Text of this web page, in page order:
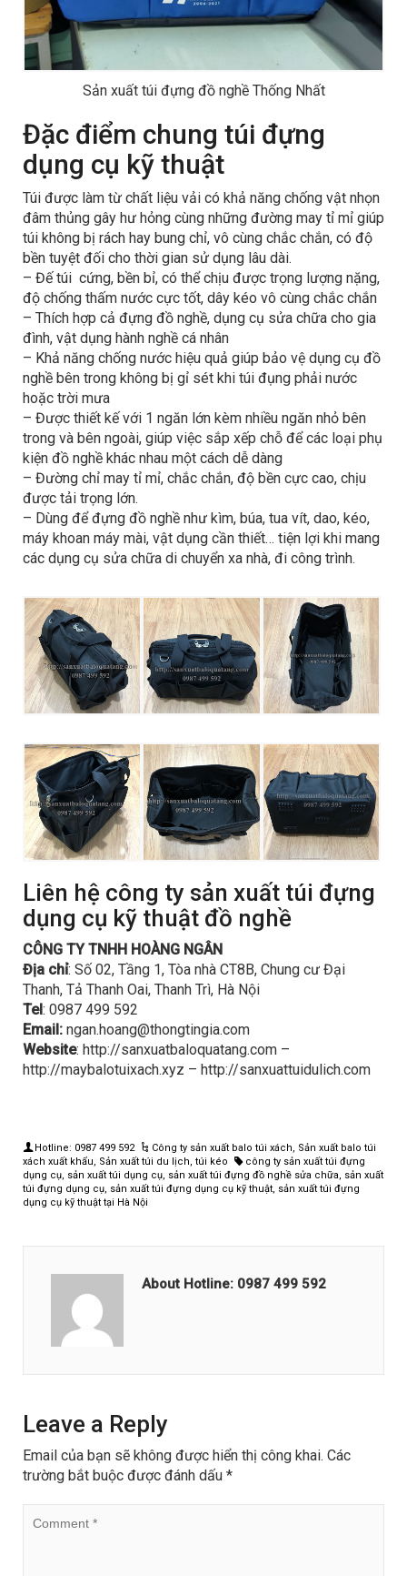
Sản xuất túi đựng đồ nghề Thống Nhất
Đặc điểm chung túi đựng
dụng cụ kỹ thuật
Túi được làm từ chất liệu vải có khả năng chống vật nhọn
đâm thủng gây hư hỏng cùng những đường may tỉ mỉ giúp
túi không bị rách hay bung chỉ, vô cùng chắc chắn, có độ
bền tuyệt đối cho thời gian sử dụng lâu dài.
– Đế túi cứng, bền bỉ, có thể chịu được trọng lượng nặng,
độ chống thấm nước cực tốt, dây kéo vô cùng chắc chắn
– Thích hợp cả đựng đồ nghề, dụng cụ sửa chữa cho gia
đình, vật dụng hành nghề cá nhân
– Khả năng chống nước hiệu quả giúp bảo vệ dụng cụ đồ
nghề bên trong không bị gỉ sét khi túi đụng phải nước
hoặc trời mưa
– Được thiết kế với 1 ngăn lớn kèm nhiều ngăn nhỏ bên
trong và bên ngoài, giúp việc sắp xếp chỗ để các loại phụ
kiện đồ nghề khác nhau một cách dễ dàng
– Đường chỉ may tỉ mỉ, chắc chắn, độ bền cực cao, chịu
được tải trọng lớn.
– Dùng để đựng đồ nghề như kìm, búa, tua vít, dao, kéo,
máy khoan máy mài, vật dụng cần thiết… tiện lợi khi mang
các dụng cụ sửa chữa di chuyển xa nhà, đi công trình.
Liên hệ công ty sản xuất túi đựng
dụng cụ kỹ thuật đồ nghề
CÔNG TY TNHH HOÀNG NGÂN
Địa chỉ: Số 02, Tầng 1, Tòa nhà CT8B, Chung cư Đại
Thanh, Tả Thanh Oai, Thanh Trì, Hà Nội
Tel: 0987 499 592
Email: ngan.hoang@thongtingia.com
Website: http://sanxuatbaloquatang.com –
http://maybalotuixach.xyz – http://sanxuattuidulich.com
Hotline: 0987 499 592 Công ty sản xuất balo túi xách, Sản xuất balo túi
xách xuất khẩu, Sản xuất túi du lịch, túi kéo
công ty sản xuất túi đựng
dụng cụ, sản xuất túi dụng cụ, sản xuất túi đựng đồ nghề sửa chữa, sản xuất
túi đựng dụng cụ, sản xuất túi đựng dụng cụ kỹ thuật, sản xuất túi đựng
dụng cụ kỹ thuật tại Hà Nội
About Hotline: 0987 499 592
Leave a Reply
Email của bạn sẽ không được hiển thị công khai. Các
trường bắt buộc được đánh dấu *